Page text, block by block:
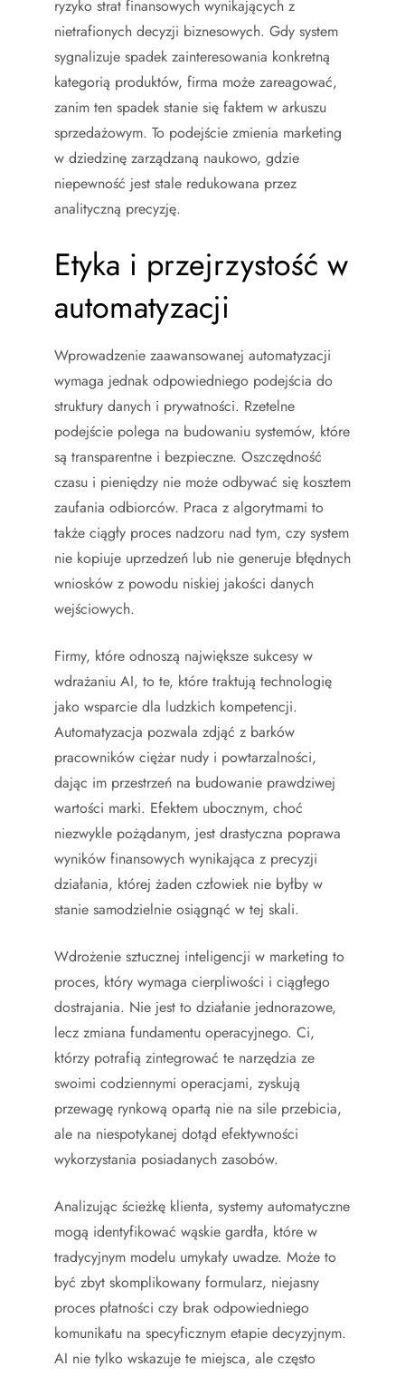
ryzyko strat finansowych wynikających z
nietrafionych decyzji biznesowych. Gdy system
sygnalizuje spadek zainteresowania konkretną
kategorią produktów, firma może zareagować,
zanim ten spadek stanie się faktem w arkuszu
sprzedażowym. To podejście zmienia marketing
w dziedzinę zarządzaną naukowo, gdzie
niepewność jest stale redukowana przez
analityczną precyzję.
Etyka i przejrzystość w
automatyzacji
Wprowadzenie zaawansowanej automatyzacji
wymaga jednak odpowiedniego podejścia do
struktury danych i prywatności. Rzetelne
podejście polega na budowaniu systemów, które
są transparentne i bezpieczne. Oszczędność
czasu i pieniędzy nie może odbywać się kosztem
zaufania odbiorców. Praca z algorytmami to
także ciągły proces nadzoru nad tym, czy system
nie kopiuje uprzedzeń lub nie generuje błędnych
wniosków z powodu niskiej jakości danych
wejściowych.
Firmy, które odnoszą największe sukcesy w
wdrażaniu AI, to te, które traktują technologię
jako wsparcie dla ludzkich kompetencji.
Automatyzacja pozwala zdjąć z barków
pracowników ciężar nudy i powtarzalności,
dając im przestrzeń na budowanie prawdziwej
wartości marki. Efektem ubocznym, choć
niezwykle pożądanym, jest drastyczna poprawa
wyników finansowych wynikająca z precyzji
działania, której żaden człowiek nie byłby w
stanie samodzielnie osiągnąć w tej skali.
Wdrożenie sztucznej inteligencji w marketing to
proces, który wymaga cierpliwości i ciągłego
dostrajania. Nie jest to działanie jednorazowe,
lecz zmiana fundamentu operacyjnego. Ci,
którzy potrafią zintegrować te narzędzia ze
swoimi codziennymi operacjami, zyskują
przewagę rynkową opartą nie na sile przebicia,
ale na niespotykanej dotąd efektywności
wykorzystania posiadanych zasobów.
Analizując ścieżkę klienta, systemy automatyczne
mogą identyfikować wąskie gardła, które w
tradycyjnym modelu umykały uwadze. Może to
być zbyt skomplikowany formularz, niejasny
proces płatności czy brak odpowiedniego
komunikatu na specyficznym etapie decyzyjnym.
AI nie tylko wskazuje te miejsca, ale często